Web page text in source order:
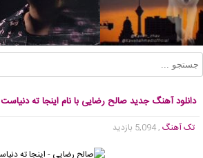
دانلود آهنگ جدید صالح رضایی با نام اینجا ته دنیاست
تک آهنگ , 5,094 بازدید